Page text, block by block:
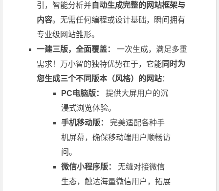
引，智能分析并自动生成完整的网站框架与
内容。无需任何编程或设计基础，瞬间拥有
专业级网站雏形。
一建三版，全面覆盖：
一次生成，满足多重
需求！万小智的独特优势在于，它能 同时为
您生成三个不同版本（风格）的网站：
PC电脑版：
提供大屏用户的沉
浸式浏览体验。
手机移动版：
完美适配各种手
机屏幕，确保移动端用户顺畅访
问。
微信小程序版：
无缝对接微信
生态，触达海量微信用户，拓展